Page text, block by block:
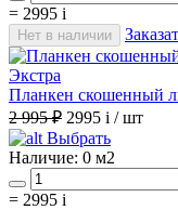
= 2995 i
Нет в наличии
Планкен скошенный
2 995 ₽ 2995 i / шт
Выбрать
Наличие: 0 м2
= 2995 i